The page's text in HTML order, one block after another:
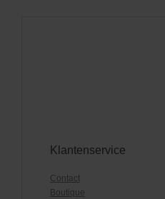
Klantenservice
Contact
Boutique